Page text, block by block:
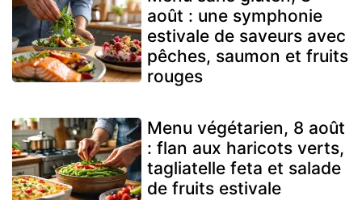
août : une symphonie
estivale de saveurs avec
pêches, saumon et fruits
rouges
Menu végétarien, 8 août
: flan aux haricots verts,
tagliatelle feta et salade
de fruits estivale